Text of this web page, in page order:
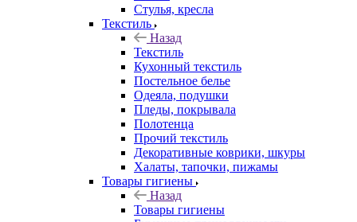
Стулья, кресла
Текстиль
Назад
Текстиль
Кухонный текстиль
Постельное белье
Одеяла, подушки
Пледы, покрывала
Полотенца
Прочий текстиль
Декоративные коврики, шкуры
Халаты, тапочки, пижамы
Товары гигиены
Назад
Товары гигиены